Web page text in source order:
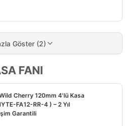
Göster (2)
FANI
Cherry 120mm 4'lü Kasa
FA12-RR-4 ) – 2 Yıl
Garantili